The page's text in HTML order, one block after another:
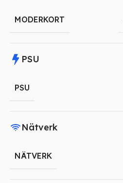
MODERKORT
PSU
PSU
Nätverk
NÄTVERK